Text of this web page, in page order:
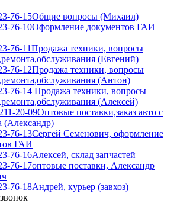
76-15Общие вопросы (Михаил)
76-10Оформление документов ГАИ
76-11Продажа техники, вопросы
(Евгений)
76-12Продажа техники, вопросы
(Антон)
76-14 Продажа техники, вопросы
(Алексей)
20-09Оптовые поставки,заказ авто с
(Александр)
76-13Сергей Семенович, оформление
ГАИ
76-16Алексей, склад запчастей
76-17оптовые поставки, Александр
76-18Андрей, курьер (завхоз)